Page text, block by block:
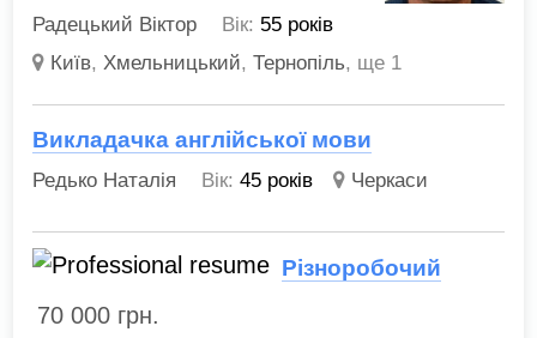
Радецький Віктор Вік: 55 років
Київ, Хмельницький,Тернопіль, ще 1
Викладачка англійської мови
Редько Наталія Вік: 45 років Черкаси
Різноробочий
70 000 грн.